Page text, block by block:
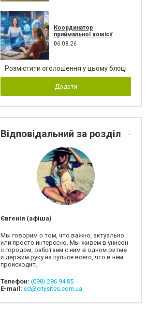
Координатор
приймальної комісії
06.08.26
Розмістити оголошення у цьому блоці
Додати
Відповідальний за розділ
Євгенія (афіша)
Мы говорим о том, что важно, актуально
или просто интересно. Мы живем в унисон
с городом, работаем с ним в одном ритме
и держим руку на пульсе всего, что в нем
происходит.
Телефон: (098) 286 94 85
E-mail: ed@citysites.com.ua